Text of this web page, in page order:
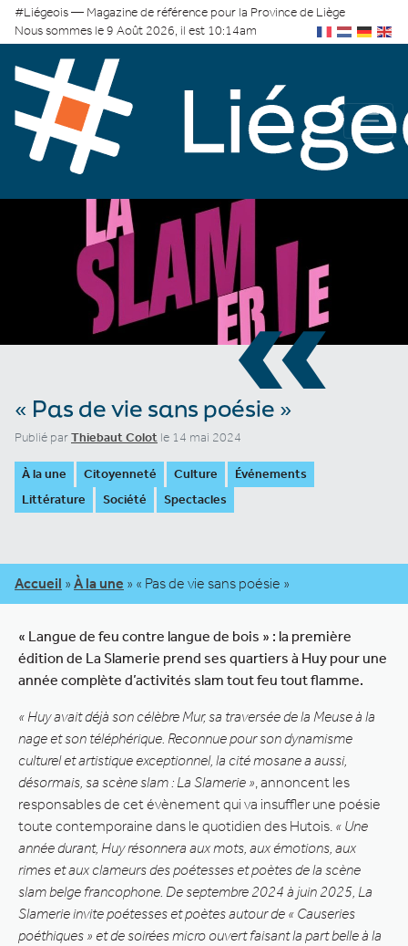
#Liégeois — Magazine de référence pour la Province de Liège
Nous sommes le 9 Août 2026, il est 10:14am
«
« Pas de vie sans poésie »
Publié parThiebaut Colot le 14 mai 2024
À la une Citoyenneté Culture
Événements
Littérature
Société Spectacles
Accueil » À la une » « Pas de vie sans poésie »
« Langue de feu contre langue de bois » : la première
édition de La Slamerie prend ses quartiers à Huy pour une
année complète d’activités slam tout feu tout flamme.
« Huy avait déjà son célèbre Mur, sa traversée de la Meuse à la
nage et son téléphérique. Reconnue pour son dynamisme
culturel et artistique exceptionnel, la cité mosane a aussi,
désormais, sa scène slam : La Slamerie » , annoncent les
responsables de cet évènement qui va insuffler une poésie
toute contemporaine dans le quotidien des Hutois. « Une
année durant, Huy résonnera aux mots, aux émotions, aux
rimes et aux clameurs des poétesses et poètes de la scène
slam belge francophone. De septembre 2024 à juin 2025, La
Slamerie invite poétesses et poètes autour de « Causeries
poéthiques » et de soirées micro ouvert faisant la part belle à la